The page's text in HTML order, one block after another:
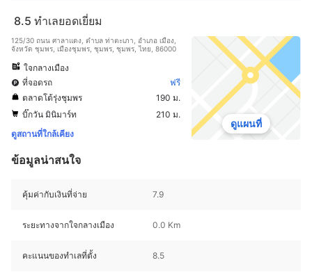
8.5 ทำเลยอดเยี่ยม
125/30 ถนน ศาลาแดง, ตำบล ท่าตะเภา, อำเภอ เมือง,
จังหวัด ชุมพร, เมืองชุมพร, ชุมพร, ชุมพร, ไทย, 86000
ใจกลางเมือง
ที่จอดรถ
ฟรี
ตลาดโต้รุ่งชุมพร
190 ม.
บิ๊กวัน มินิมาร์ท
210 ม.
ดูสถานที่ใกล้เคียง
ดูแผนที่
ข้อมูลน่าสนใจ
คุ้มค่ากับเงินที่จ่าย 7.9
ระยะทางจากใจกลางเมือง 0.0 Km
คะแนนของทำเลที่ตั้ง 8.5